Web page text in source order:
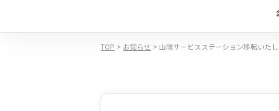
TOP > お知らせ > 山陰サービスステーション移転いた